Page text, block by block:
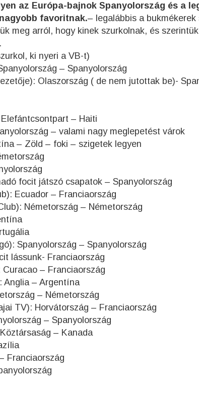
az Európa-bajnok Spanyolország és a
favoritnak.– legalábbis a bukmékerek
meg arról, hogy kinek szurkolnak, és
ki nyeri a VB-t)
– Spanyolország
Olaszország ( de nem jutottak be)-
– Haiti
– valami nagy meglepetést várok
– Zöld – foki – szigetek legyen
focit játszó csapatok – Spanyolország
Ecuador – Franciaország
Németország – Németország
Spanyolország – Spanyolország
lássunk- Franciaország
– Franciaország
Anglia – Argentína
– Németország
TV): Horvátország – Franciaország
– Spanyolország
– Kanada
Franciaország